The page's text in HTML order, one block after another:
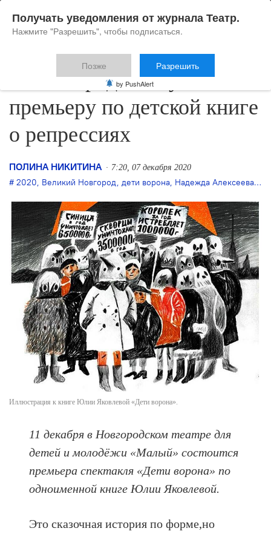
В Новгороде выпускают
премьеру по детской книге
о репрессиях
ПОЛИНА НИКИТИНА 7:20, 07 декабря 2020
2020, Великий Новгород, дети ворона, Надежда Алексеева,
Иллюстрация к книге Юлии Яковлевой «Дети ворона».
11 декабря в Новгородском театре для
детей и молодёжи «Малый» состоится
премьера спектакля «Дети ворона» по
одноименной книге Юлии Яковлевой.
Это сказочная история по форме,но
Получать уведомления от журнала Театр.
Нажмите "Разрешить", чтобы подписаться.
Позже Разрешить
by PushAlert